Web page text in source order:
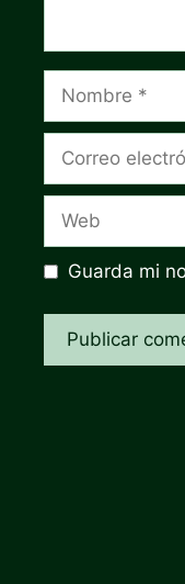
Nombre
Correo
Web
Guarda mi